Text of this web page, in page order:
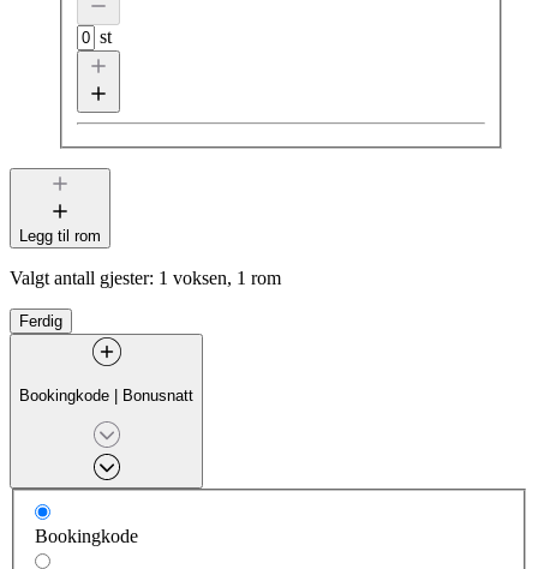
st
Legg til rom
Valgt antall gjester: 1 voksen, 1 rom
Ferdig
Bookingkode | Bonusnatt
Bookingkode